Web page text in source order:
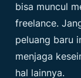
bisa muncul
freelance.
peluang baru
menjaga
hal lainnya.